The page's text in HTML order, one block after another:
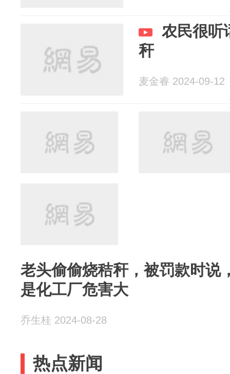
农民很听
秆
麦金睿 2024-09-12
老头偷偷烧秸秆，被罚款时说
是化工厂危害大
乔生桂 2024-08-28
热点新闻